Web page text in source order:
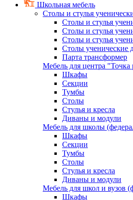
Школьная мебель
Столы и стулья
Столы и стулья
Столы и стулья
Столы и стулья
Столы ученические
Парта трансформер
Мебель для центра "Точка
Шкафы
Секции
Тумбы
Столы
Стулья и кресла
Диваны и модули
Мебель для школы
Шкафы
Секции
Тумбы
Столы
Стулья и кресла
Диваны и модули
Мебель для школ и вузов
Шкафы